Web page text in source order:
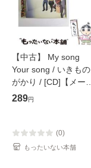
【中古】 My song
Your song / いきもの
がかり / [CD]【メール
便送料無料】
289円
(0)
もったいない本舗